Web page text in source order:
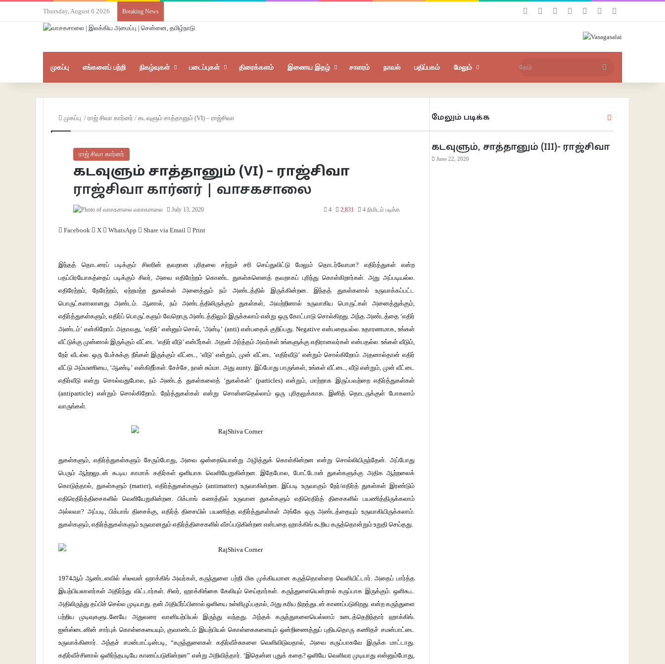
Thursday, August 6 2026 Breaking News Facebook YouTubeInstagramபுகுபதிகைசீரற்ற பதிவுகள்
முகப்பு எங்களைப் பற்றி நிகழ்வுகள் படைப்புகள் திரைக்களம் இணைய இதழ் சாளரம் நாவல் பதிப்பகம் மேலும் தேடு
முகப்பு / ராஜ் சிவா கார்னர் / கடவுளும் சாத்தானும் (VI) – ராஜ்சிவா
ராஜ் சிவா கார்னர்
கடவுளும் சாத்தானும் (VI) – ராஜ்சிவா
ராஜ்சிவா கார்னர் | வாசகசாலை
வாசகசாலை July 13, 2020 4 2,831 4 நிமிடம் படிக்க
Facebook X WhatsApp Share via Email Print
இந்தத் தொடரைப் படிக்கும் சிலரின் தவறான புரிதலை சற்றுச் சரி செய்துவிட்டு மேலும் தொடர்வோமா? எதிர்த்துகள் என்ற
பதப்பிரயோகத்தைப் படிக்கும் சிலர், அவை எதிரேற்றம் கொண்ட துகள்களெனத் தவறாகப் புரிந்து கொள்கிறார்கள். அது அப்படியல்ல.
எதிரேற்றம், நேரேற்றம், ஏற்றமற்ற துகள்கள் அனைத்தும் நம் அண்டத்தில் இருக்கின்றன. இந்தத் துகள்களால் உருவாக்கப்பட்ட
பொருட்களாலானது அண்டம். ஆனால், நம் அண்டத்திலிருக்கும் துகள்கள், அவற்றினால் உருவாகிய பொருட்கள் அனைத்துக்கும்,
எதிர்த்துகள்களும், எதிர்ப் பொருட்களும் வேறொரு அண்டத்திலும் இருக்கலாம் என்று ஒரு கோட்பாடு சொல்கிறது. அந்த அண்டத்தை ‘எதிர்
அண்டம்’ என்கிறோம். அதாவது, ‘எதிர்’ என்னும் சொல், ‘அன்டி’ (anti) என்பதைக் குறிப்பது. Negative என்பதையல்ல. உதாரணமாக, உங்கள்
வீட்டுக்கு முன்னால் இருக்கும் வீட்டை ‘எதிர் வீடு’ என்பீர்கள். அதன் அர்த்தம் அவர்கள் உங்களுக்கு எதிரானவர்கள் என்பதல்ல. உங்கள் வீடும்,
நேர் வீடல்ல. ஒரு பேச்சுக்கு நீங்கள் இருக்கும் வீட்டை, ‘வீடு’ என்றும், முன் வீட்டை ‘எதிர்வீடு’ என்றும் சொல்கிறோம். அதனால்தான் எதிர்
வீட்டு அம்மணியை, ‘ஆண்டி’ என்கிறீர்கள். சேச்சே, நான் சும்மா. அது aunty. இப்போது பாருங்கள், உங்கள் வீட்டை, வீடு என்றும், முன் வீட்டை
எதிர்வீடு என்று சொல்வதுபோல, நம் அண்டத் துகள்களைத் ‘துகள்கள்’ (particles) என்றும், மாற்றாக இருப்பவற்றை எதிர்த்துகள்கள்
(antiparticle) என்றும் சொல்கிறோம். நேர்த்துகள்கள் என்று சொன்னதெல்லாம் ஒரு புரிதலுக்காக. இனித் தொடருக்குள் போகலாம்
வாருங்கள்.
துகள்களும், எதிர்த்துகள்களும் சேரும்போது, அவை ஒன்றையொன்று அழித்துக் கொள்கின்றன என்று சொல்லியிருந்தேன். அப்போது
பெரும் ஆற்றலுடன் கூடிய காமாக் கதிர்கள் ஒளியாக வெளியேறுகின்றன. இதேபோல, போட்டோன் துகள்களுக்கு அதிக ஆற்றலைக்
கொடுத்தால், துகள்களும் (matter), எதிர்த்துகள்களும் (antimatter) உருவாகின்றன. இப்படி உருவாகும் நேர்/எதிர்த் துகள்கள் இரண்டும்
எதிரெதிர்த்திசைகளில் வெளியேறுகின்றன. பிக்பாங் கணத்தில் உருவான துகள்களும் எதிரெதிர்த் திசைகளில் பயணித்திருக்கலாம்
அல்லவா? அப்படி, பிக்பாங் திசைக்கு, எதிர்த் திசையில் பயணித்த எதிர்த்துகள்கள் அங்கே ஒரு அண்டத்தையும் உருவாகியிருக்கலாம்.
துகள்களும், எதிர்த்துகள்களும் உருவானதும் எதிர்த்திசைகளில் வீசப்படுகின்றன என்பதை ஹாக்கிங் கூறிய கருத்தொன்றும் உறுதி செய்தது.
1974ஆம் ஆண்டளவில் ஸ்டீவன் ஹாக்கிங் அவர்கள், கருந்துளை பற்றி மிக முக்கியமான கருத்தொன்றை வெளியிட்டார். அதைப் பார்த்த
இயற்பியலாளர்கள் அதிர்ந்து விட்டார்கள். சிலர், ஹாக்கிங்கை கேலியும் செய்தார்கள். கருந்துளையென்றால் கருப்பாக இருக்கும். ஒளிகூட
அதிலிருந்து தப்பிச் செல்ல முடியாது. தன் அதியீர்ப்பினால் ஒளியை உள்ளிழுப்பதால், அது கரிய நிறத்துடன் காணப்படுகிறது. என்ற கருந்துளை
பற்றிய முடிவுகளுடனேயே அதுவரை வானியற்பியல் இருந்து வந்தது. அந்தக் கருத்துகளையெல்லாம் உடைத்தெறிந்தார் ஹாக்கிங்.
ஐன்ஸ்டைனின் சார்புக் கொள்கையையும், குவாண்டம் இயற்பியல் கொள்கைகளையும் ஒன்றிணைத்துப் புதியதொரு கணிதச் சமன்பாட்டை
உருவாக்கினார். அந்தச் சமன்பாட்டின்படி, “கருந்துளைகள் கதிர்வீச்சுகளை வெளிவிடுவதால், அவை கருப்பாகவே இருக்க மாட்டாது.
கதிர்வீச்சினால் ஒளிர்ந்தபடியே காணப்படுகின்றன” என்று அறிவித்தார். ‘இதென்ன புதுக் கதை? ஒளியே வெளிவர முடியாது என்னும்போது,
மேலும் படிக்க Close
கடவுளும், சாத்தானும் (III)- ராஜ்சிவா
June 22, 2020